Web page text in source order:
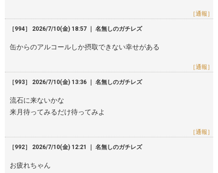
［通報］
［994］ 2026/7/10(金) 18:57 ｜ 名無しのガチレズ
缶からのアルコールしか摂取できない幸せがある
［通報］
［993］ 2026/7/10(金) 13:36 ｜ 名無しのガチレズ
流石に来ないかな
来月待ってみるだけ待ってみよ
［通報］
［992］ 2026/7/10(金) 12:21 ｜ 名無しのガチレズ
お疲れちゃん